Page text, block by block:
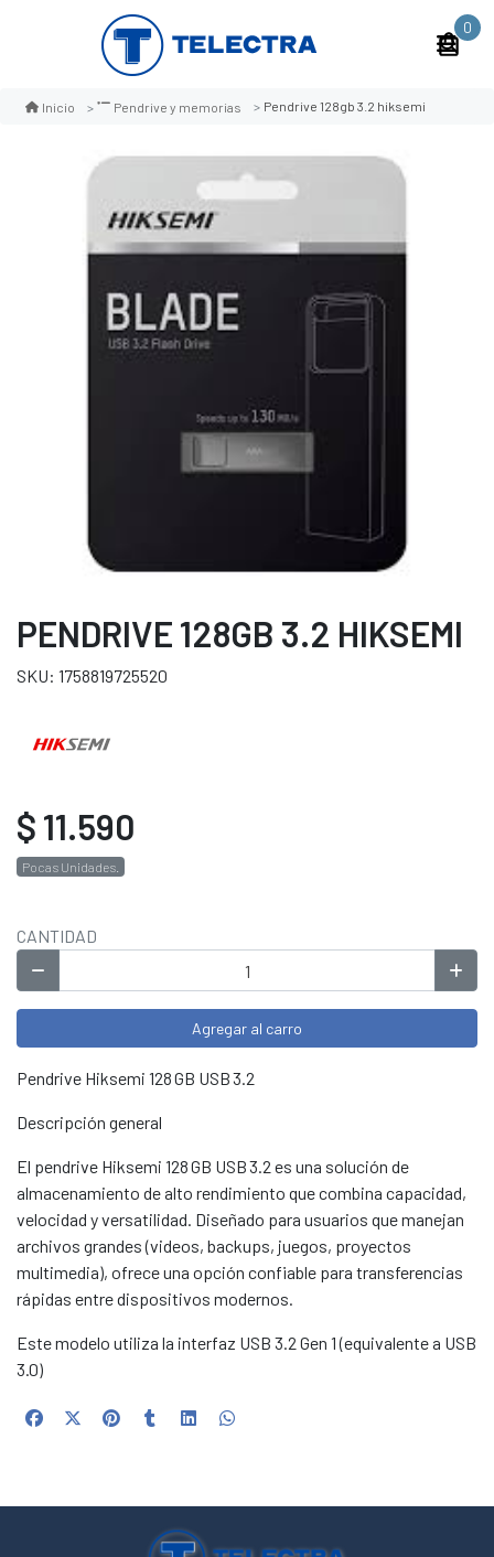
0
Inicio Pendrive y memorias Pendrive 128gb 3.2 hiksemi
PENDRIVE 128GB 3.2 HIKSEMI
SKU: 1758819725520
$ 11.590
Pocas Unidades.
CANTIDAD
Agregar al carro
Pendrive Hiksemi 128 GB USB 3.2
Descripción general
El pendrive Hiksemi 128 GB USB 3.2 es una solución de
almacenamiento de alto rendimiento que combina capacidad,
velocidad y versatilidad. Diseñado para usuarios que manejan
archivos grandes (videos, backups, juegos, proyectos
multimedia), ofrece una opción confiable para transferencias
rápidas entre dispositivos modernos.
Este modelo utiliza la interfaz USB 3.2 Gen 1 (equivalente a USB
3.0)